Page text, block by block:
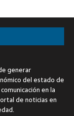
generar
del estado de
en la
de noticias en